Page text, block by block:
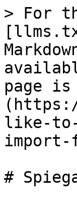
> For
page
like-to-
import-
#